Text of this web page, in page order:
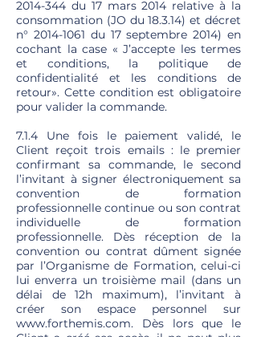
2014-344 du 17 mars 2014 relative à la
consommation (JO du 18.3.14) et décret
n° 2014-1061 du 17 septembre 2014) en
cochant la case « J’accepte les termes
et conditions, la politique de
confidentialité et les conditions de
retour». Cette condition est obligatoire
pour valider la commande.
7.1.4 Une fois le paiement validé, le
Client reçoit trois emails : le premier
confirmant sa commande, le second
l’invitant à signer électroniquement sa
convention de formation
professionnelle continue ou son contrat
individuelle de formation
professionnelle. Dès réception de la
convention ou contrat dûment signée
par l’Organisme de Formation, celui-ci
lui enverra un troisième mail (dans un
délai de 12h maximum), l’invitant à
créer son espace personnel sur
www.forthemis.com. Dès lors que le